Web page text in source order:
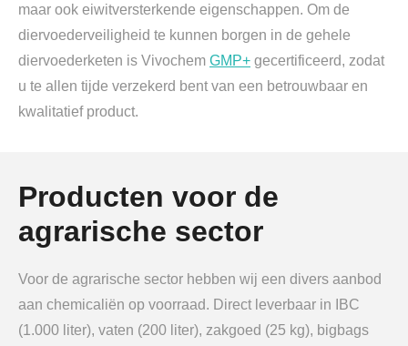
maar ook eiwitversterkende eigenschappen. Om de
diervoederveiligheid te kunnen borgen in de gehele
diervoederketen is Vivochem GMP+ gecertificeerd, zodat
u te allen tijde verzekerd bent van een betrouwbaar en
kwalitatief product.
Producten voor de
agrarische sector
Voor de agrarische sector hebben wij een divers aanbod
aan chemicaliën op voorraad. Direct leverbaar in IBC
(1.000 liter), vaten (200 liter), zakgoed (25 kg), bigbags